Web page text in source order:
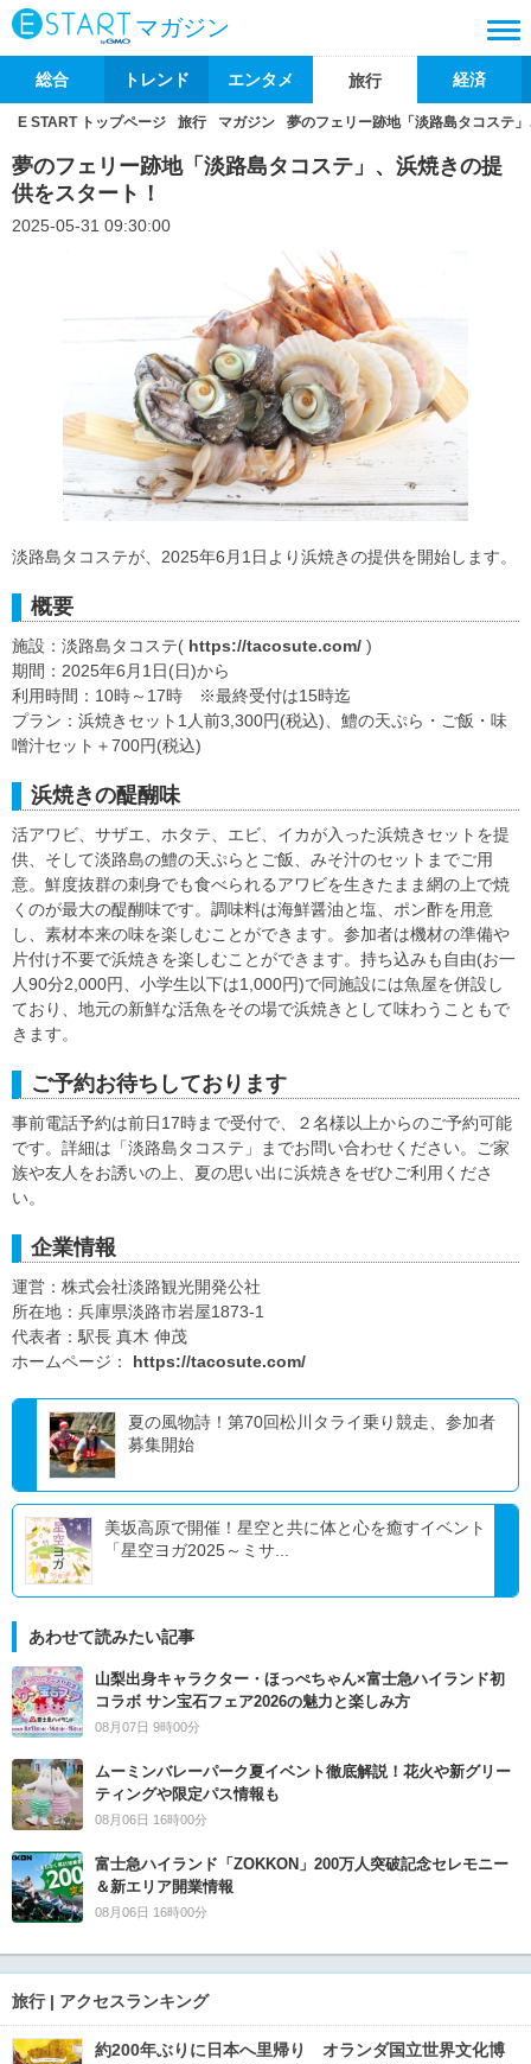
マガジン
総合 トレンド エンタメ 旅行 経済
E START トップページ 旅行 マガジン 夢のフェリー跡地「淡路島タコステ
夢のフェリー跡地「淡路島タコステ」、浜焼きの提
供をスタート！
2025-05-31 09:30:00
淡路島タコステが、2025年6月1日より浜焼きの提供を開始します。
概要
施設：淡路島タコステ( https://tacosute.com/ )
期間：2025年6月1日(日)から
利用時間：10時～17時 ※最終受付は15時迄
プラン：浜焼きセット1人前3,300円(税込)、鱧の天ぷら・ご飯・味
噌汁セット＋700円(税込)
浜焼きの醍醐味
活アワビ、サザエ、ホタテ、エビ、イカが入った浜焼きセットを提
供、そして淡路島の鱧の天ぷらとご飯、みそ汁のセットまでご用
意。鮮度抜群の刺身でも食べられるアワビを生きたまま網の上で焼
くのが最大の醍醐味です。調味料は海鮮醤油と塩、ポン酢を用意
し、素材本来の味を楽しむことができます。参加者は機材の準備や
片付け不要で浜焼きを楽しむことができます。持ち込みも自由(お一
人90分2,000円、小学生以下は1,000円)で同施設には魚屋を併設し
ており、地元の新鮮な活魚をその場で浜焼きとして味わうこともで
きます。
ご予約お待ちしております
事前電話予約は前日17時まで受付で、２名様以上からのご予約可能
です。詳細は「淡路島タコステ」までお問い合わせください。ご家
族や友人をお誘いの上、夏の思い出に浜焼きをぜひご利用くださ
い。
企業情報
運営：株式会社淡路観光開発公社
所在地：兵庫県淡路市岩屋1873-1
代表者：駅長 真木 伸茂
ホームページ： https://tacosute.com/
夏の風物詩！第70回松川タライ乗り競走、参加者
募集開始
美坂高原で開催！星空と共に体と心を癒すイベント
「星空ヨガ2025～ミサ...
あわせて読みたい記事
山梨出身キャラクター・ほっぺちゃん×富士急ハイランド初
コラボ サン宝石フェア2026の魅力と楽しみ方
08月07日 9時00分
ムーミンバレーパーク夏イベント徹底解説！花火や新グリー
ティングや限定パス情報も
08月06日 16時00分
富士急ハイランド「ZOKKON」200万人突破記念セレモニー
＆新エリア開業情報
08月06日 16時00分
旅行 | アクセスランキング
約200年ぶりに日本へ里帰り オランダ国立世界文化博